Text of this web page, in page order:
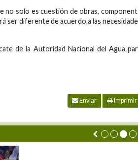
no solo es cuestión de obras,
ser diferente de acuerdo a las
de la Autoridad Nacional del Agua
Enviar Imprimir